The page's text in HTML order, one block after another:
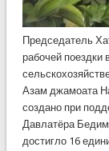
Председатель
рабочей поездки
Азам джамоата
создано при
Давлатёра
достигло 16